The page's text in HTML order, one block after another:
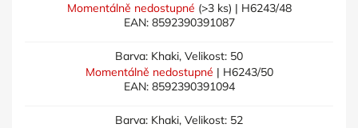
Momentálně nedostupné (>3 ks) | H6243/48
EAN: 8592390391087
Barva: Khaki, Velikost: 50
Momentálně nedostupné | H6243/50
EAN: 8592390391094
Barva: Khaki, Velikost: 52